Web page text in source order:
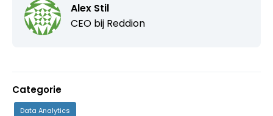
Alex Stil
CEO bij Reddion
Categorie
Data Analytics